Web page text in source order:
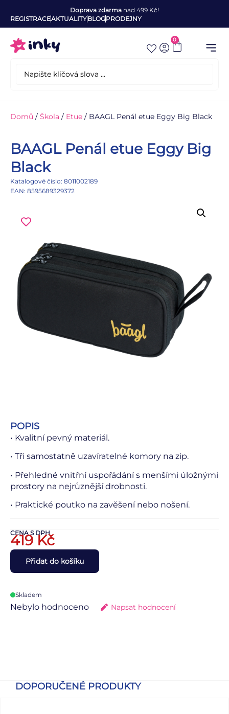
Doprava zdarma nad 499 Kč!
REGISTRACEAKTUALITYBLOGPRODEJNY
0
Domů / Škola / Etue / BAAGL Penál etue Eggy Big Black
BAAGL Penál etue Eggy Big
Black
Katalogové číslo: 8011002189
EAN: 8595689329372
POPIS
• Kvalitní pevný materiál.
• Tři samostatně uzavíratelné komory na zip.
• Přehledné vnitřní uspořádání s menšími úložnými
prostory na nejrůznější drobnosti.
• Praktické poutko na zavěšení nebo nošení.
CENA S DPH
419Kč
Přidat do košíku
Skladem
Nebylo hodnoceno Napsat hodnocení
DOPORUČENÉ PRODUKTY